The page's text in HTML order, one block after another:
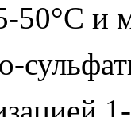
50°С